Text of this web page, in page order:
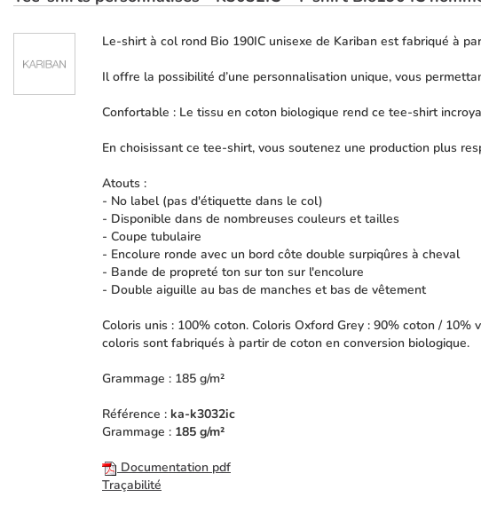
Le-shirt à col rond Bio 190IC unisexe de Kariban est fabriqué à
Il offre la possibilité d’une personnalisation unique, vous
Confortable : Le tissu en coton biologique rend ce tee-shirt
En choisissant ce tee-shirt, vous soutenez une production plus
Atouts :
- No label (pas d'étiquette dans le col)
- Disponible dans de nombreuses couleurs et tailles
- Coupe tubulaire
- Encolure ronde avec un bord côte double surpiqûres à cheval
- Bande de propreté ton sur ton sur l'encolure
- Double aiguille au bas de manches et bas de vêtement
Coloris unis : 100% coton. Coloris Oxford Grey : 90% coton /
coloris sont fabriqués à partir de coton en conversion biologique.
Grammage : 185 g/m²
Référence : ka-k3032ic
Grammage : 185 g/m²
Documentation pdf
Traçabilité